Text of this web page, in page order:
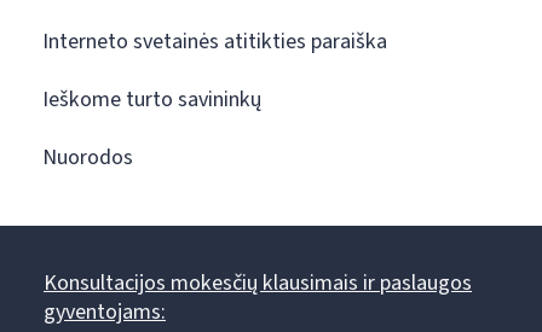
Interneto svetainės atitikties paraiška
Ieškome turto savininkų
Nuorodos
Konsultacijos mokesčių klausimais ir paslaugos
gyventojams: